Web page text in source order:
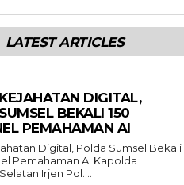
LATEST ARTICLES
DIGITAL,
BEKALI 150
PEMAHAMAN AI
Digital, Polda Sumsel Bekali
AI Kapolda
Irjen Pol....